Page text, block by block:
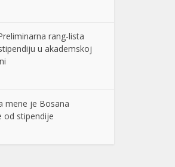
rang-lista
u akademskoj
mene je Bosana
od stipendije